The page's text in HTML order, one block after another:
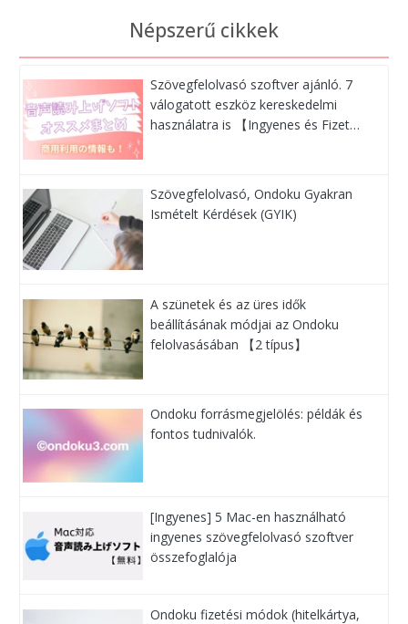
Népszerű cikkek
Szövegfelolvasó szoftver ajánló. 7
válogatott eszköz kereskedelmi
használatra is 【Ingyenes és Fizet…
Szövegfelolvasó, Ondoku Gyakran
Ismételt Kérdések (GYIK)
A szünetek és az üres idők
beállításának módjai az Ondoku
felolvasásában 【2 típus】
Ondoku forrásmegjelölés: példák és
fontos tudnivalók.
[Ingyenes] 5 Mac-en használható
ingyenes szövegfelolvasó szoftver
összefoglalója
Ondoku fizetési módok (hitelkártya,